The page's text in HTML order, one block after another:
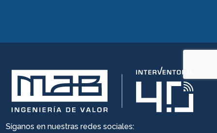
Síganos en nuestras redes sociales: